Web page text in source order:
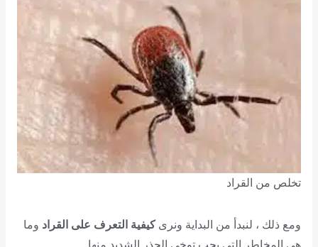
تخلص من القراد
ومع ذلك ، لنبدأ من البداية ونرى كيفية التعرف على القراد وما